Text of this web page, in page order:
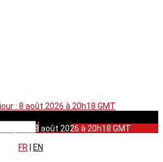
: 8 août 2026 à 20h18 GMT
à jour : 8 août 2026 à 20h18 GMT
FR
EN